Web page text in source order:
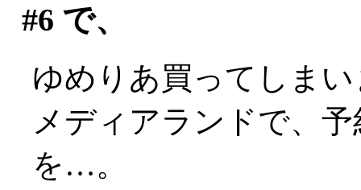
#6 で、
ゆめりあ買ってしま
メディアランドで、
を…。